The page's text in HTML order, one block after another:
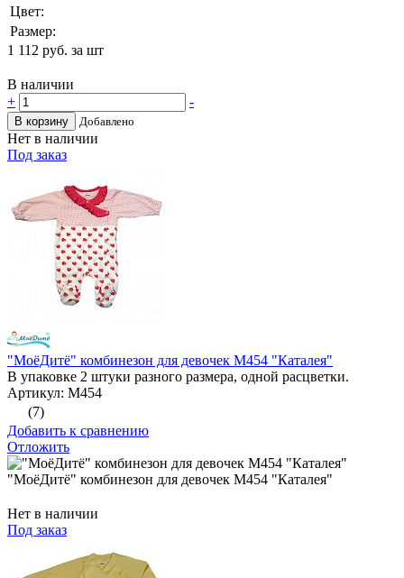
Цвет:
Размер:
1 112 руб. за шт
В наличии
+
-
В корзину Добавлено
Нет в наличии
Под заказ
"МоёДитё" комбинезон для девочек М454 "Каталея"
В упаковке 2 штуки разного размера, одной расцветки.
Артикул: М454
(7)
Добавить к сравнению
Отложить
"МоёДитё" комбинезон для девочек М454 "Каталея"
Нет в наличии
Под заказ